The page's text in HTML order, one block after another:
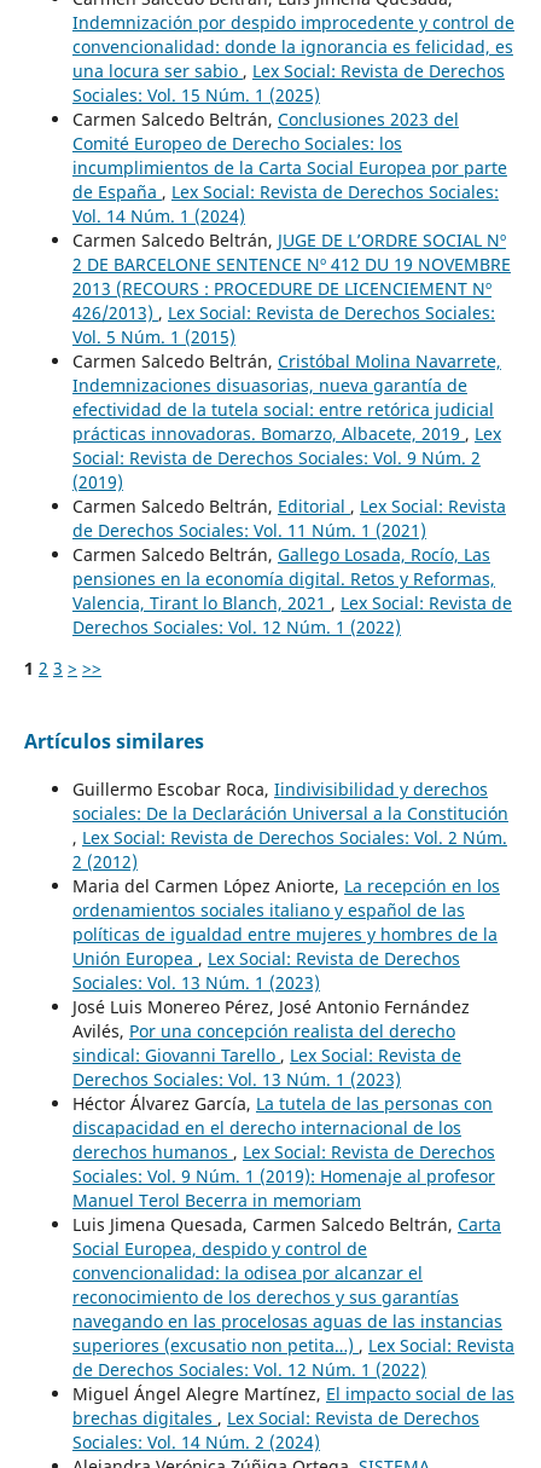
Indemnización por despido improcedente y control de
convencionalidad: donde la ignorancia es felicidad, es
una locura ser sabio , Lex Social: Revista de Derechos
Sociales: Vol. 15 Núm. 1 (2025)
Carmen Salcedo Beltrán, Conclusiones 2023 del
Comité Europeo de Derecho Sociales: los
incumplimientos de la Carta Social Europea por parte
de España , Lex Social: Revista de Derechos Sociales:
Vol. 14 Núm. 1 (2024)
Carmen Salcedo Beltrán, JUGE DE L’ORDRE SOCIAL Nº
2 DE BARCELONE SENTENCE Nº 412 DU 19 NOVEMBRE
2013 (RECOURS : PROCEDURE DE LICENCIEMENT Nº
426/2013) , Lex Social: Revista de Derechos Sociales:
Vol. 5 Núm. 1 (2015)
Carmen Salcedo Beltrán, Cristóbal Molina Navarrete,
Indemnizaciones disuasorias, nueva garantía de
efectividad de la tutela social: entre retórica judicial
prácticas innovadoras. Bomarzo, Albacete, 2019 , Lex
Social: Revista de Derechos Sociales: Vol. 9 Núm. 2
(2019)
Carmen Salcedo Beltrán, Editorial , Lex Social: Revista
de Derechos Sociales: Vol. 11 Núm. 1 (2021)
Carmen Salcedo Beltrán, Gallego Losada, Rocío, Las
pensiones en la economía digital. Retos y Reformas,
Valencia, Tirant lo Blanch, 2021 , Lex Social: Revista de
Derechos Sociales: Vol. 12 Núm. 1 (2022)
1 2 3 > >>
Artículos similares
Guillermo Escobar Roca, Iindivisibilidad y derechos
sociales: De la Declaráción Universal a la Constitución
, Lex Social: Revista de Derechos Sociales: Vol. 2 Núm.
2 (2012)
Maria del Carmen López Aniorte, La recepción en los
ordenamientos sociales italiano y español de las
políticas de igualdad entre mujeres y hombres de la
Unión Europea , Lex Social: Revista de Derechos
Sociales: Vol. 13 Núm. 1 (2023)
José Luis Monereo Pérez, José Antonio Fernández
Avilés, Por una concepción realista del derecho
sindical: Giovanni Tarello , Lex Social: Revista de
Derechos Sociales: Vol. 13 Núm. 1 (2023)
Héctor Álvarez García, La tutela de las personas con
discapacidad en el derecho internacional de los
derechos humanos , Lex Social: Revista de Derechos
Sociales: Vol. 9 Núm. 1 (2019): Homenaje al profesor
Manuel Terol Becerra in memoriam
Luis Jimena Quesada, Carmen Salcedo Beltrán, Carta
Social Europea, despido y control de
convencionalidad: la odisea por alcanzar el
reconocimiento de los derechos y sus garantías
navegando en las procelosas aguas de las instancias
superiores (excusatio non petita…) , Lex Social: Revista
de Derechos Sociales: Vol. 12 Núm. 1 (2022)
Miguel Ángel Alegre Martínez, El impacto social de las
brechas digitales , Lex Social: Revista de Derechos
Sociales: Vol. 14 Núm. 2 (2024)